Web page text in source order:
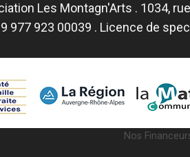
Les Montagn'Arts . 1034,
977 923 00039 . Licence de
Nos